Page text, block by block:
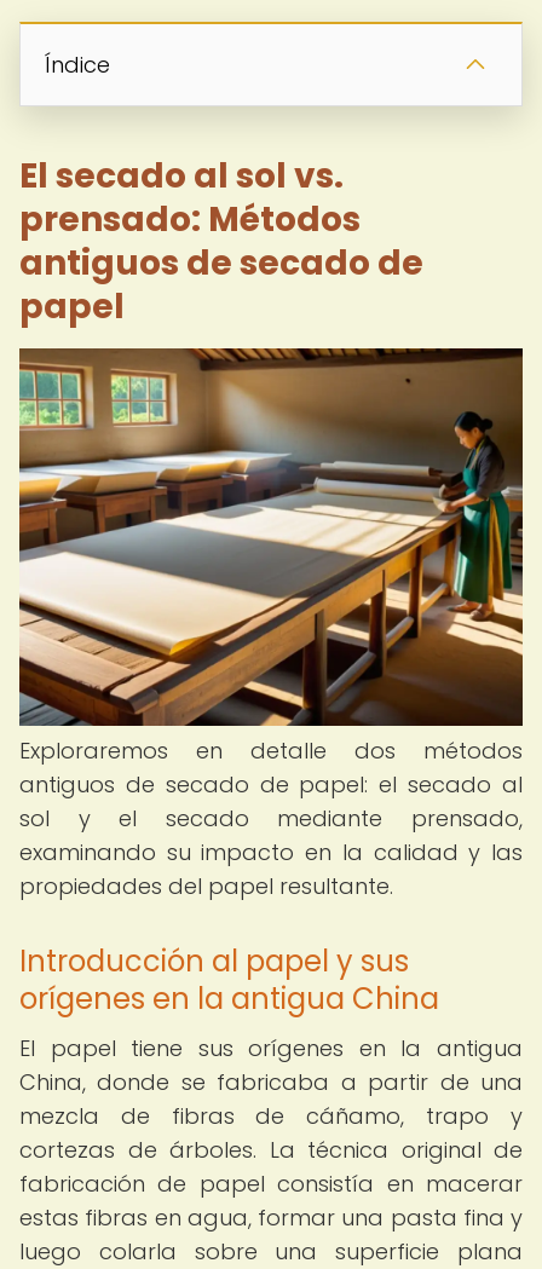
Índice
El secado al sol vs.
prensado: Métodos
antiguos de secado de
papel
Exploraremos en detalle dos métodos
antiguos de secado de papel: el secado al
sol y el secado mediante prensado,
examinando su impacto en la calidad y las
propiedades del papel resultante.
Introducción al papel y sus
orígenes en la antigua China
El papel tiene sus orígenes en la antigua
China, donde se fabricaba a partir de una
mezcla de fibras de cáñamo, trapo y
cortezas de árboles. La técnica original de
fabricación de papel consistía en macerar
estas fibras en agua, formar una pasta fina y
luego colarla sobre una superficie plana